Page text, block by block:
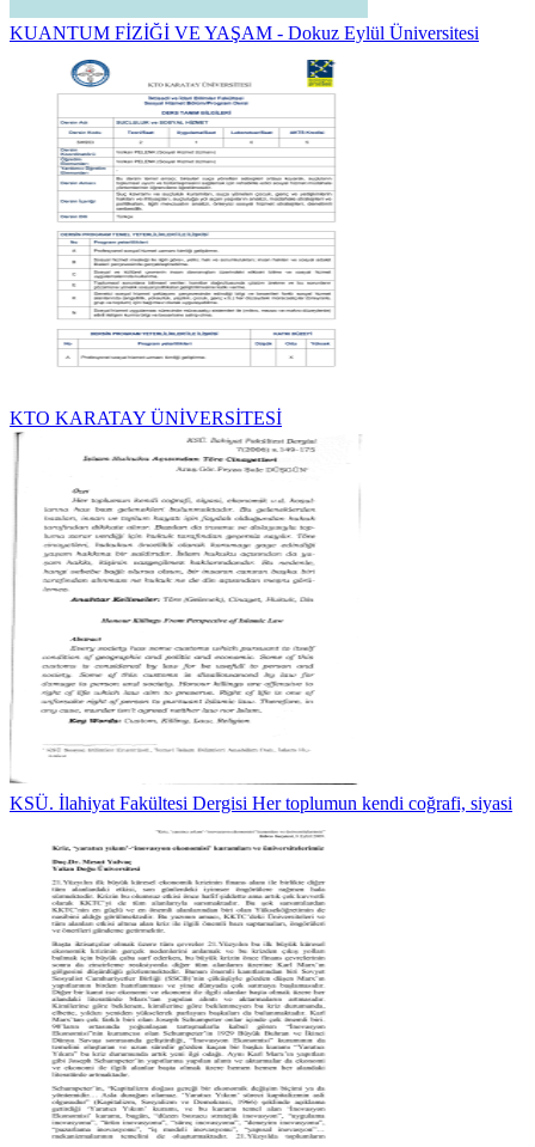
KUANTUM FİZİĞİ VE YAŞAM - Dokuz Eylül Üniversitesi
KTO KARATAY ÜNİVERSİTESİ
KSÜ. İlahiyat Fakültesi Dergisi Her toplumun kendi coğrafi, siyasi